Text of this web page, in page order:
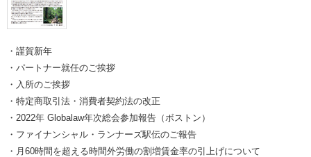
・謹賀新年
・パートナー就任のご挨拶
・入所のご挨拶
・特定商取引法・消費者契約法の改正
・2022年 Globalaw年次総会参加報告（ボストン）
・ファイナンシャル・ランナーズ駅伝のご報告
・月60時間を超える時間外労働の割増賃金率の引上げについて